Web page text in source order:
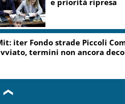
iter Fondo strade Piccoli
termini non ancora
❮